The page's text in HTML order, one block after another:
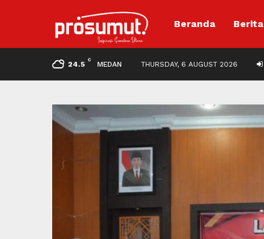
Beranda Berita
24.5
C
MEDAN THURSDAY, 6 AUGUST 2026